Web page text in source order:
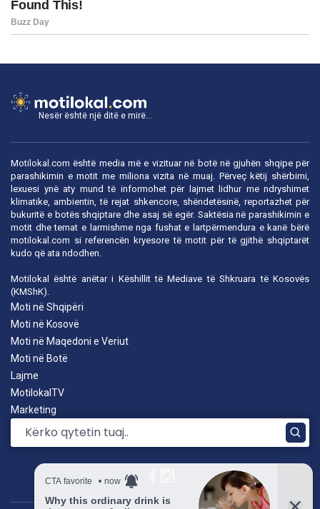
Nesër është një ditë e mirë...
Motilokal.com është media më e vizituar në botë në gjuhën shqipe për
parashikimin e motit me miliona vizita në muaj. Përveç këtij shërbimi,
lexuesi ynë aty mund të informohet për lajmet lidhur me ndryshimet
klimatike, ambientin, të rejat shkencore, shëndetësinë, reportazhet për
bukuritë e botës shqiptare dhe asaj së egër. Saktësia në parashikimin e
motit dhe temat e larmishme nga fushat e lartpërmendura e kanë bërë
motilokal.com si referencën kryesore të motit për të gjithë shqiptarët
kudo që ata ndodhen.
Motilokal është anëtar i Këshillit të Mediave të Shkruara të Kosovës
(KMShK).
Moti në Shqipëri
Moti në Kosovë
Moti në Maqedoni e Veriut
Moti në Botë
Lajme
MotilokalTV
Marketing